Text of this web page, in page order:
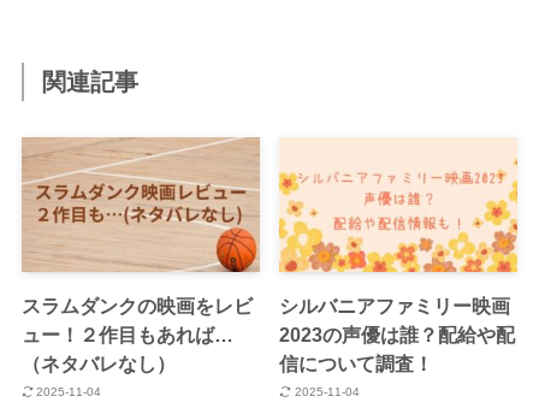
関連記事
スラムダンクの映画をレビ
ュー！２作目もあれば…
（ネタバレなし）
2025-11-04
シルバニアファミリー映画
2023の声優は誰？配給や配
信について調査！
2025-11-04